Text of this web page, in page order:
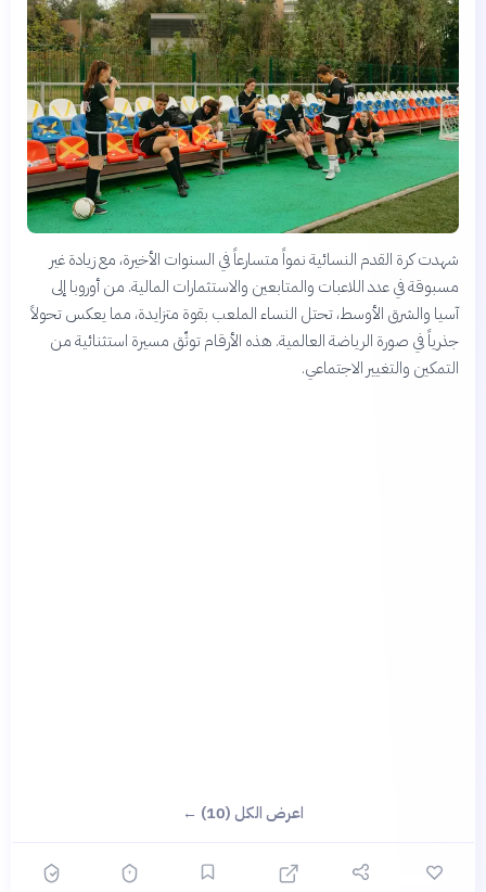
شهدت كرة القدم النسائية نمواً متسارعاً في السنوات الأخيرة، مع زيادة غير
مسبوقة في عدد اللاعبات والمتابعين والاستثمارات المالية. من أوروبا إلى
آسيا والشرق الأوسط، تحتل النساء الملعب بقوة متزايدة، مما يعكس تحولاً
جذرياً في صورة الرياضة العالمية. هذه الأرقام توثّق مسيرة استثنائية من
التمكين والتغيير الاجتماعي.
اعرض الكل (10) ←